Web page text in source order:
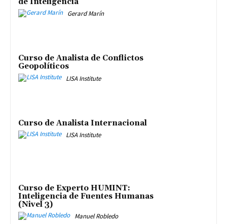
Gerard Marín
Curso de Analista de Conflictos
Geopolíticos
LISA Institute
Curso de Analista Internacional
LISA Institute
Curso de Experto HUMINT:
Inteligencia de Fuentes Humanas
(Nivel 3)
Manuel Robledo